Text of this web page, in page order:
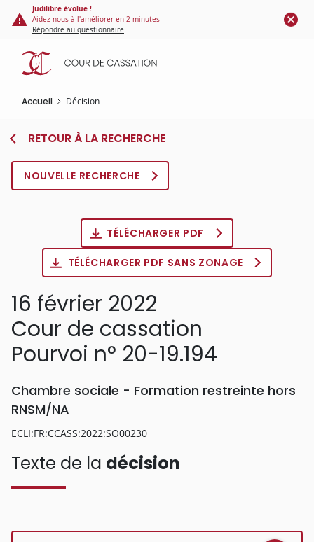
Panneau de gestion des cookies
contenu
principal
Judilibre évolue !
Aidez-nous à l'améliorer en 2 minutes
Répondre au questionnaire
Accueil Décision
RETOUR À LA RECHERCHE
NOUVELLE RECHERCHE
TÉLÉCHARGER PDF
TÉLÉCHARGER PDF SANS ZONAGE
16 février 2022
Cour de cassation
Pourvoi n° 20-19.194
Chambre sociale - Formation restreinte hors
RNSM/NA
ECLI:FR:CCASS:2022:SO00230
Texte de la décision